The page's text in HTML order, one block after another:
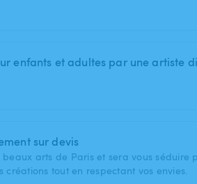
sur devis
arts de Paris et sera vous séduire
créations tout en respectant vos envies.